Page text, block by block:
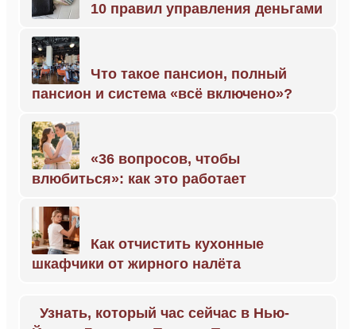
10 правил управления деньгами
Что такое пансион, полный
пансион и система «всё включено»?
«36 вопросов, чтобы
влюбиться»: как это работает
Как отчистить кухонные
шкафчики от жирного налёта
Узнать, который час сейчас в Нью-